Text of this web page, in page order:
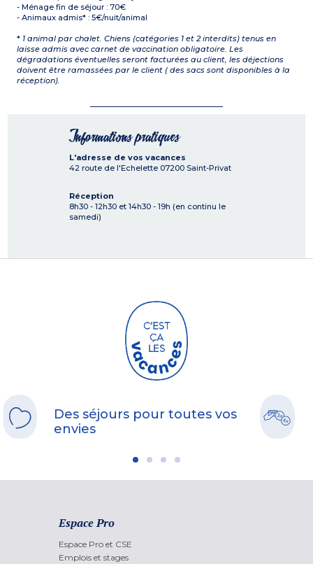
- Ménage fin de séjour : 70€
- Animaux admis* : 5€/nuit/animal
* 1 animal par chalet. Chiens (catégories 1 et 2 interdits) tenus en
laisse admis avec carnet de vaccination obligatoire. Les
dégradations éventuelles seront facturées au client, les déjections
doivent être ramassées par le client ( des sacs sont disponibles à la
réception).
Informations pratiques
L'adresse de vos vacances
42 route de l'Echelette 07200 Saint-Privat
Réception
8h30 - 12h30 et 14h30 - 19h (en continu le
samedi)
Des séjours pour toutes vos
envies
Espace Pro
Espace Pro et CSE
Emplois et stages